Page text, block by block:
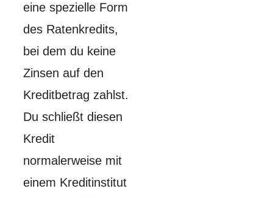
eine spezielle Form
des Ratenkredits,
bei dem du keine
Zinsen auf den
Kreditbetrag zahlst.
Du schließt diesen
Kredit
normalerweise mit
einem Kreditinstitut